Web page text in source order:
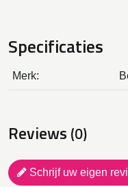
Specificaties
Merk:
Reviews (0)
Schrijf uw eigen